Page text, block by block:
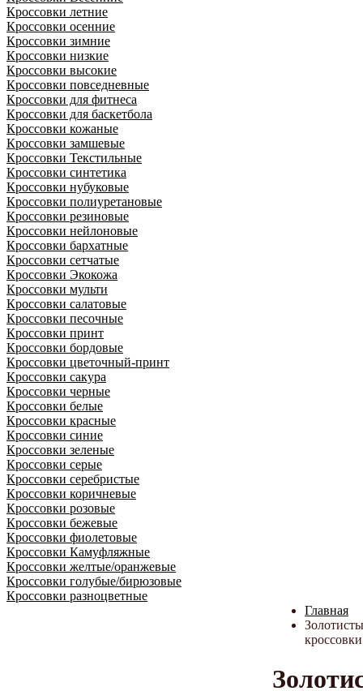
Кроссовки летние
Кроссовки осенние
Кроссовки зимние
Кроссовки низкие
Кроссовки высокие
Кроссовки повседневные
Кроссовки для фитнеса
Кроссовки для баскетбола
Кроссовки кожаные
Кроссовки замшевые
Кроссовки Текстильные
Кроссовки синтетика
Кроссовки нубуковые
Кроссовки полиуретановые
Кроссовки резиновые
Кроссовки нейлоновые
Кроссовки бархатные
Кроссовки сетчатые
Кроссовки Экокожа
Кроссовки мульти
Кроссовки салатовые
Кроссовки песочные
Кроссовки принт
Кроссовки бордовые
Кроссовки цветочный-принт
Кроссовки сакура
Кроссовки черные
Кроссовки белые
Кроссовки красные
Кроссовки синие
Кроссовки зеленые
Кроссовки серые
Кроссовки серебристые
Кроссовки коричневые
Кроссовки розовые
Кроссовки бежевые
Кроссовки фиолетовые
Кроссовки Камуфляжные
Кроссовки желтые/оранжевые
Кроссовки голубые/бирюзовые
Кроссовки разноцветные
Главная
кроссовки